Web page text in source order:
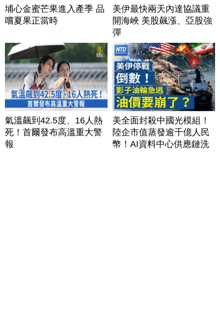
埔心金蜜芒果進入產季 品
嚐夏果正當時
美伊最快兩天內達協議重
開海峽 美股飆漲、亞股強
彈
氣溫飆到42.5度、16人熱
死！首爾發布高溫重大警
報
美全面封殺中國光模組！
陸企市值蒸發逾千億人民
幣！AI資料中心供應鏈洗